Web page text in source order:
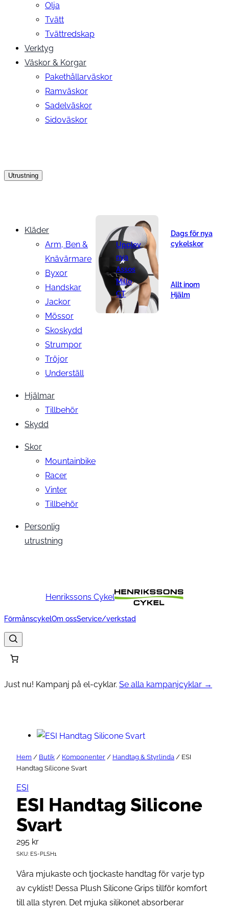
Olja
Tvätt
Tvättredskap
Verktyg
Väskor & Korgar
Pakethållarväskor
Ramväskor
Sadelväskor
Sidoväskor
Utrustning
Kläder
Arm, Ben &
Knävärmare
Byxor
Handskar
Jackor
Mössor
Skoskydd
Strumpor
Tröjor
Underställ
Hjälmar
Tillbehör
Skydd
Skor
Mountainbike
Racer
Vinter
Tillbehör
Personlig
utrustning
Upplev
nya
Assos
Mille
GT
Dags för nya
cykelskor
Allt inom
Hjälm
Henrikssons Cykel
FörmånscykelOm ossService/verkstad
Just nu! Kampanj på el-cyklar. Se alla kampanjcyklar →
Hem / Butik / Komponenter / Handtag & Styrlinda / ESI
Handtag Silicone Svart
ESI
ESI Handtag Silicone
Svart
295 kr
SKU: ES-PLSH1
Våra mjukaste och tjockaste handtag för varje typ
av cyklist! Dessa Plush Silicone Grips tillför komfort
till alla styren. Det mjuka silikonet absorberar